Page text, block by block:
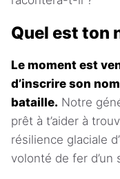
Quel est ton
Le moment est
d’inscrire son
bataille. Notre
prêt à t’aider à
résilience glaciale
volonté de fer d’un